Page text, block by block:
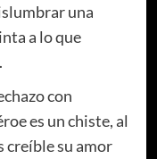
una
a lo que
con
es un chiste, al
creíble su amor